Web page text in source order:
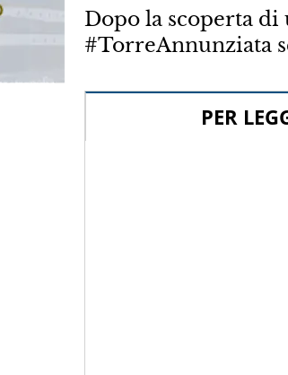
Dopo la scoperta di
#TorreAnnunziata
PER